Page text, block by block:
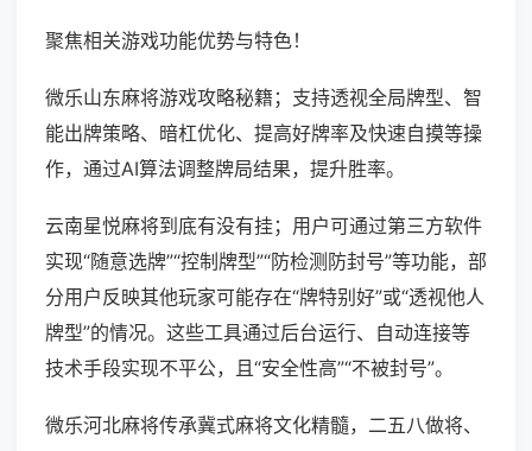
聚焦相关游戏功能优势与特色！
微乐山东麻将游戏攻略秘籍；支持透视全局牌型、智
能出牌策略、暗杠优化、提高好牌率及快速自摸等操
作，通过AI算法调整牌局结果，提升胜率。
云南星悦麻将到底有没有挂；用户可通过第三方软件
实现“随意选牌”“控制牌型”“防检测防封号”等功能，部
分用户反映其他玩家可能存在“牌特别好”或“透视他人
牌型”的情况。这些工具通过后台运行、自动连接等
技术手段实现不平公，且“安全性高”“不被封号”。
微乐河北麻将传承冀式麻将文化精髓，二五八做将、